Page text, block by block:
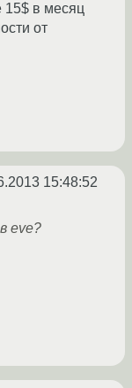
15$ в месяц
от
15:48:52
eve?